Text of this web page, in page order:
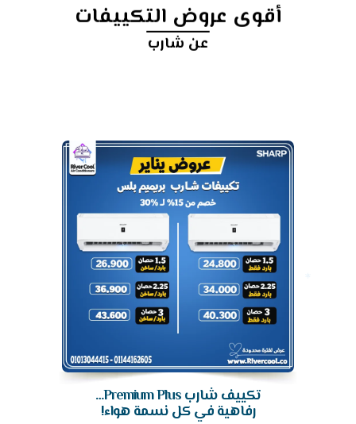
أقوى عروض التكييفات
عن شارب
تكييف شارب Premium Plus…
رفاهية في كل نسمة هواء!